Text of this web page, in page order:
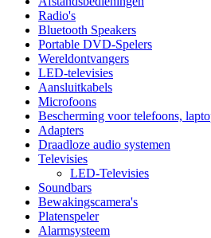
Radio's
Bluetooth Speakers
Portable DVD-Spelers
Wereldontvangers
LED-televisies
Aansluitkabels
Microfoons
Bescherming voor telefoons,
Adapters
Draadloze audio systemen
Televisies
LED-Televisies
Soundbars
Bewakingscamera's
Platenspeler
Alarmsysteem